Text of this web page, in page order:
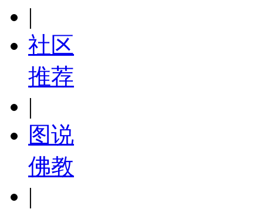
|
社区
推荐
|
图说
佛教
|